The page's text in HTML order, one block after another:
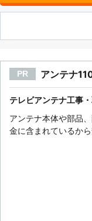
PR アンテナ
テレビアンテナ工事
アンテナ本体や部品
金に含まれているから